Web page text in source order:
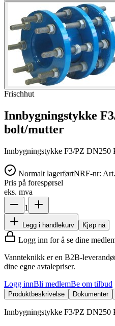
Frischhut
Innbygningstykke
bolt/mutter
Innbygningstykke F3/PZ DN250
Normalt lagerførtNRF-nr:
Pris på forespørsel
eks. mva
1
Legg i handlekurv Kjøp nå
Logg inn for å se dine
Vannteknikk er en B2B-
dine egne avtalepriser.
Logg innBli medlemBe om tilbud
Produktbeskrivelse Dokumenter
Innbygningstykke F3/PZ DN250